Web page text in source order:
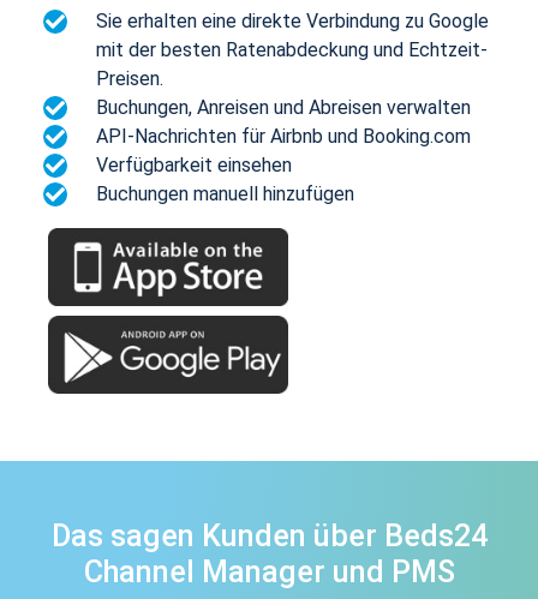
Sie erhalten eine direkte Verbindung zu Google
mit der besten Ratenabdeckung und Echtzeit-
Preisen.
Buchungen, Anreisen und Abreisen verwalten
API-Nachrichten für Airbnb und Booking.com
Verfügbarkeit einsehen
Buchungen manuell hinzufügen
Das sagen Kunden über Beds24
Channel Manager und PMS